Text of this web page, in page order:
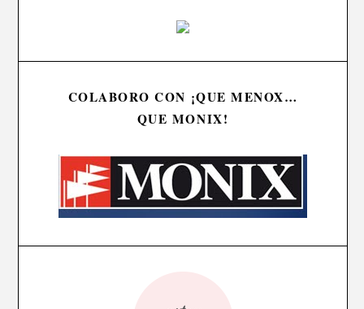
COLABORO CON ¡QUE MENOX…
QUE MONIX!